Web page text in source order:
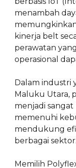
menambah
kinerja belt
perawatan
operasional
Dalam industri
Maluku Utara,
menjadi sangat
memenuhi
mendukung
berbagai sektor.
Memilih